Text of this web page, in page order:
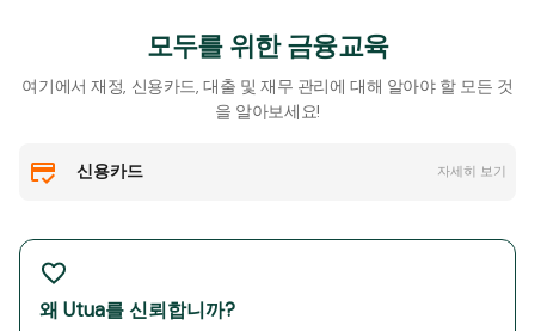
모두를 위한 금융교육
여기에서 재정, 신용카드, 대출 및 재무 관리에 대해 알아야 할 모든 것
을 알아보세요!
신용카드 자세히 보기
왜 Utua를 신뢰합니까?